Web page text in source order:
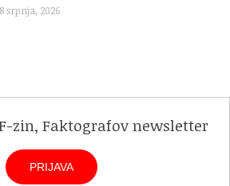
8 srpnja, 2026
zin, Faktografov newsletter
PRIJAVA